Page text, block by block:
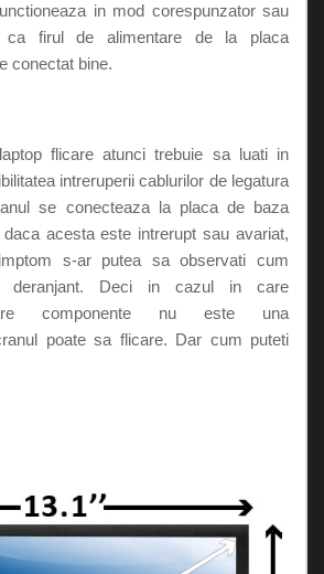
in mod corespunzator sau
ca firul de alimentare de la placa
conectat bine.
flicare atunci trebuie sa luati in
intreruperii cablurilor de legatura
se conecteaza la placa de baza
acesta este intrerupt sau avariat,
s-ar putea sa observati cum
deranjant. Deci in cazul in care
componente nu este una
poate sa flicare. Dar cum puteti